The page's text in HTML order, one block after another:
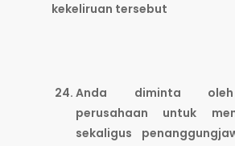
kekeliruan tersebut
Anda diminta
perusahaan untuk
sekaligus